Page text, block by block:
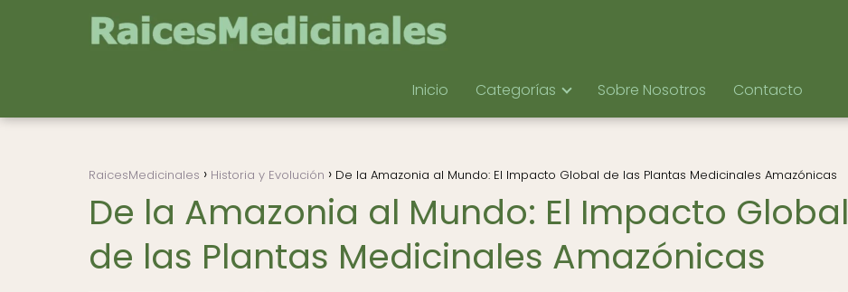
Inicio Categorías Sobre Nosotros Contacto
RaicesMedicinales Historia y Evolución De la Amazonia al Mundo: El Impacto Global de las Plantas Medicinales Amazónicas
De la Amazonia al Mundo: El Impacto Global
de las Plantas Medicinales Amazónicas